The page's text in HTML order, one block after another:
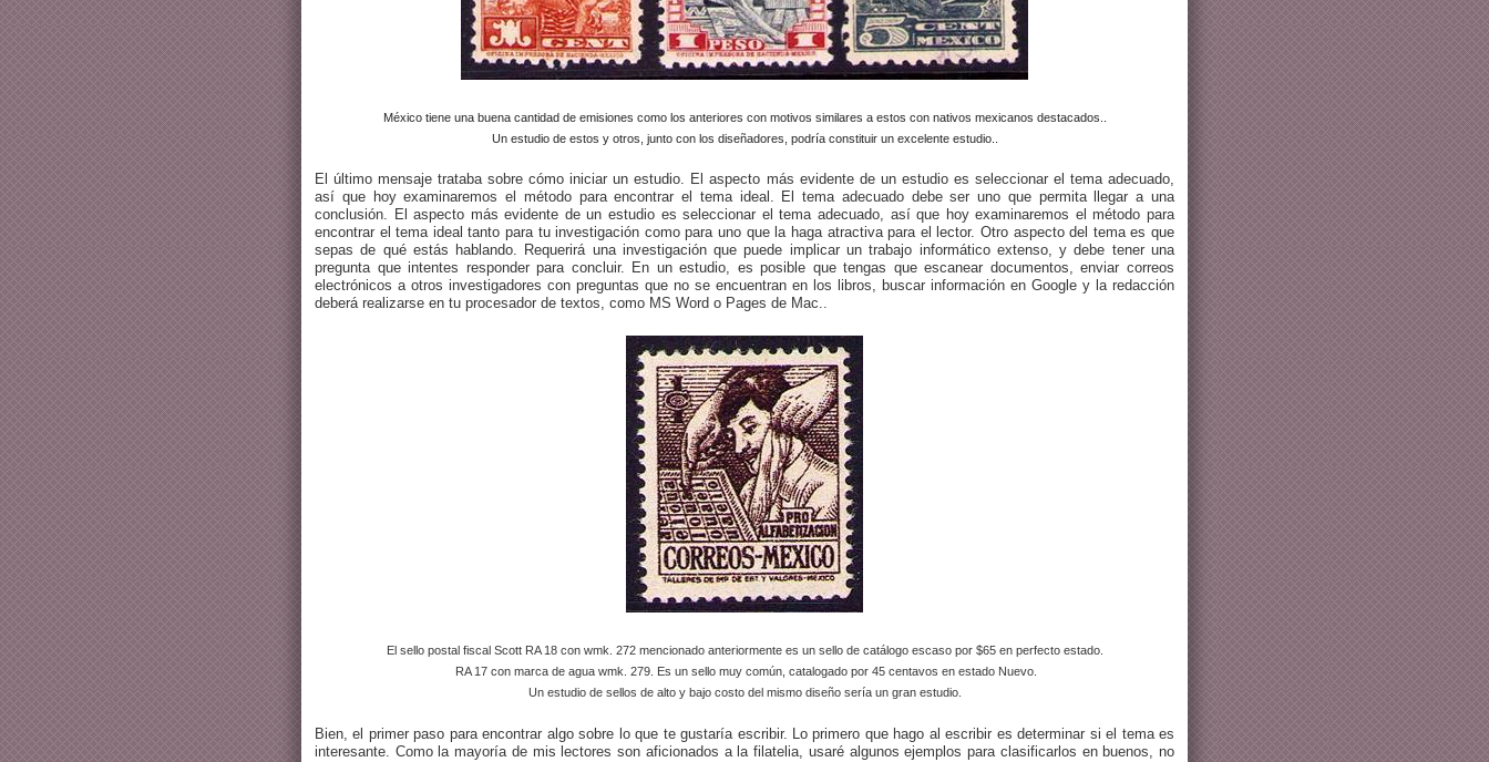
México tiene una buena cantidad de emisiones como los anteriores con motivos similares a estos con nativos mexicanos destacados..
Un estudio de estos y otros, junto con los diseñadores, podría constituir un excelente estudio..
El último mensaje trataba sobre cómo iniciar un estudio. El aspecto más evidente de un estudio es seleccionar el tema adecuado,
así que hoy examinaremos el método para encontrar el tema ideal. El tema adecuado debe ser uno que permita llegar a una
conclusión. El aspecto más evidente de un estudio es seleccionar el tema adecuado, así que hoy examinaremos el método para
encontrar el tema ideal tanto para tu investigación como para uno que la haga atractiva para el lector. Otro aspecto del tema es que
sepas de qué estás hablando. Requerirá una investigación que puede implicar un trabajo informático extenso, y debe tener una
pregunta que intentes responder para concluir. En un estudio, es posible que tengas que escanear documentos, enviar correos
electrónicos a otros investigadores con preguntas que no se encuentran en los libros, buscar información en Google y la redacción
deberá realizarse en tu procesador de textos, como MS Word o Pages de Mac..
El sello postal fiscal Scott RA 18 con wmk. 272 mencionado anteriormente es un sello de catálogo escaso por $65 en perfecto estado.
RA 17 con marca de agua wmk. 279. Es un sello muy común, catalogado por 45 centavos en estado Nuevo.
Un estudio de sellos de alto y bajo costo del mismo diseño sería un gran estudio.
Bien, el primer paso para encontrar algo sobre lo que te gustaría escribir. Lo primero que hago al escribir es determinar si el tema es
interesante. Como la mayoría de mis lectores son aficionados a la filatelia, usaré algunos ejemplos para clasificarlos en buenos, no